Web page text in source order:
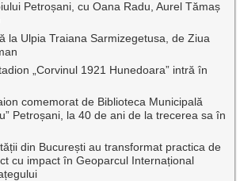
Petroșani, cu Oana Radu, Aurel Tămaș
la Ulpia Traiana Sarmizegetusa, de Ziua
„Corvinul 1921 Hunedoara” intră în
comemorat de Biblioteca Municipală
Petroșani, la 40 de ani de la trecerea sa în
din București au transformat practica de
cu impact în Geoparcul Internațional